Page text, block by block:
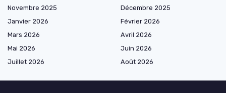
Novembre 2025
Décembre 2025
Janvier 2026
Février 2026
Mars 2026
Avril 2026
Mai 2026
Juin 2026
Juillet 2026
Août 2026